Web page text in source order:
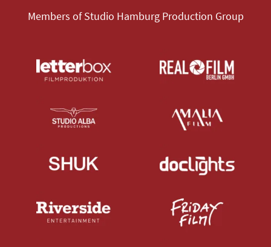
Members of Studio Hamburg Production Group